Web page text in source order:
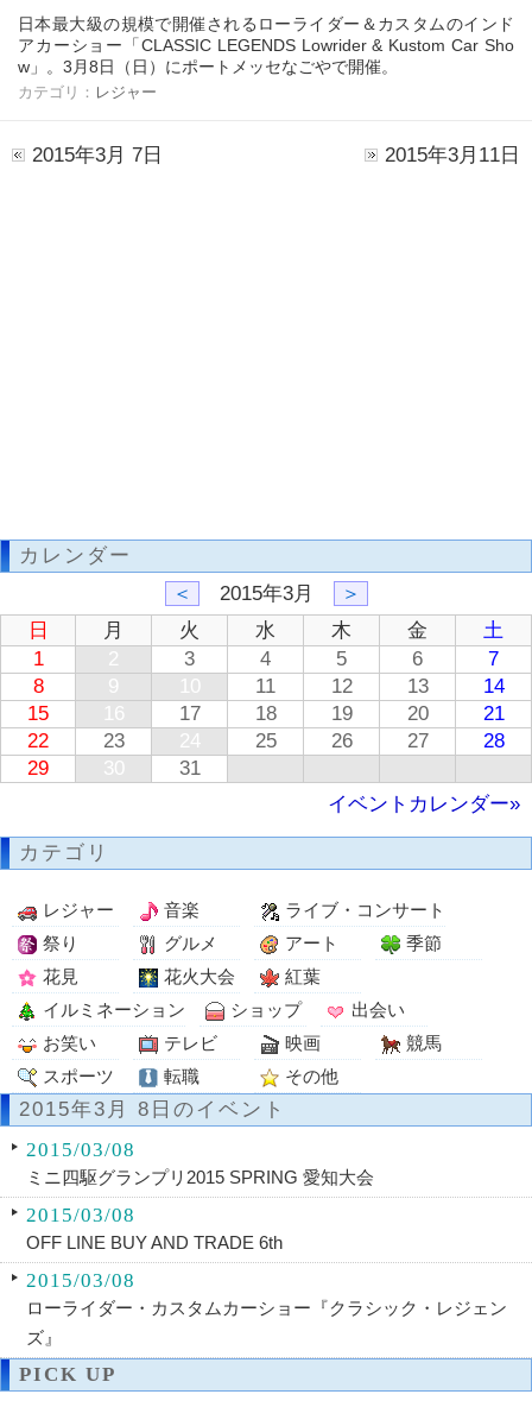
日本最大級の規模で開催されるローライダー＆カスタムのインド
アカーショー「CLASSIC LEGENDS Lowrider & Kustom Car Sho
w」。3月8日（日）にポートメッセなごやで開催。
カテゴリ： レジャー
2015年3月 7日 2015年3月11日
カレンダー
＜
2015年3月
＞
日
月 火 水 木 金
土
1
2 3 4 5 6
7
8
9 10 11 12 13
14
15
16 17 18 19 20
21
22
23 24 25 26 27
28
29
30
31
イベントカレンダー»
カテゴリ
レジャー 音楽
ライブ・コンサート
祭り
グルメ アート
季節
花見
花火大会
紅葉
イルミネーション
ショップ
出会い
お笑い
テレビ 映画
競馬
スポーツ
転職 その他
2015年3月 8日のイベント
2015/03/08
ミニ四駆グランプリ2015 SPRING 愛知大会
2015/03/08
OFF LINE BUY AND TRADE 6th
2015/03/08
ローライダー・カスタムカーショー『クラシック・レジェン
ズ』
PICK UP